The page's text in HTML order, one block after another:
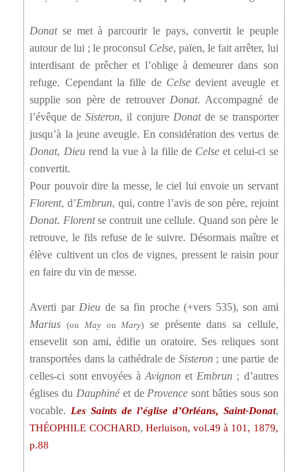
Donatse met à parcourir le pays, convertit le peuple
autour de lui ; le proconsul Celse, païen, le fait arrêter, lui
interdisant de prêcher et l’oblige à demeurer dans son
refuge. Cependant la fille de Celsedevient aveugle et
supplie son père de retrouverDonat. Accompagné de
l’évêque deSisteron, il conjure Donat de se transporter
jusqu’à la jeune aveugle. En considération des vertus de
Donat, Dieurend la vue à la fille de Celse et celui-ci se
convertit.
Pour pouvoir dire la messe, le ciel lui envoie un servant
Florent, d’Embrun, qui, contre l’avis de son père, rejoint
Donat. Florentse contruit une cellule. Quand son père le
retrouve, le fils refuse de le suivre. Désormais maître et
élève cultivent un clos de vignes, pressent le raisin pour
en faire du vin de messe.
Averti parDieu de sa fin proche (+vers 535), son ami
Marius
(ou MayouMary) se présente dans sa cellule,
ensevelit son ami, édifie un oratoire. Ses reliques sont
transportées dans la cathédrale de Sisteron; une partie de
celles-ci sont envoyées àAvignon etEmbrun ; d’autres
églises duDauphiné et deProvence sont bâties sous son
vocable.Les Saints de l’église d’Orléans, Saint-Donat,
THÉOPHILE COCHARD, Herluison, vol.49 à 101, 1879,
p.88